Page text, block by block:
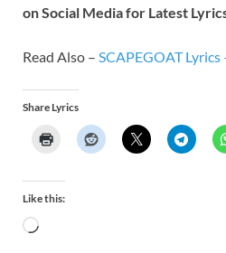
on Social Media for Latest
Read Also – SCAPEGOAT
Share Lyrics
Like this: